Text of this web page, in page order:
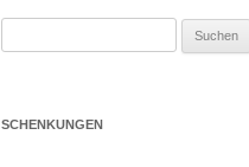
SCHENKUNGEN